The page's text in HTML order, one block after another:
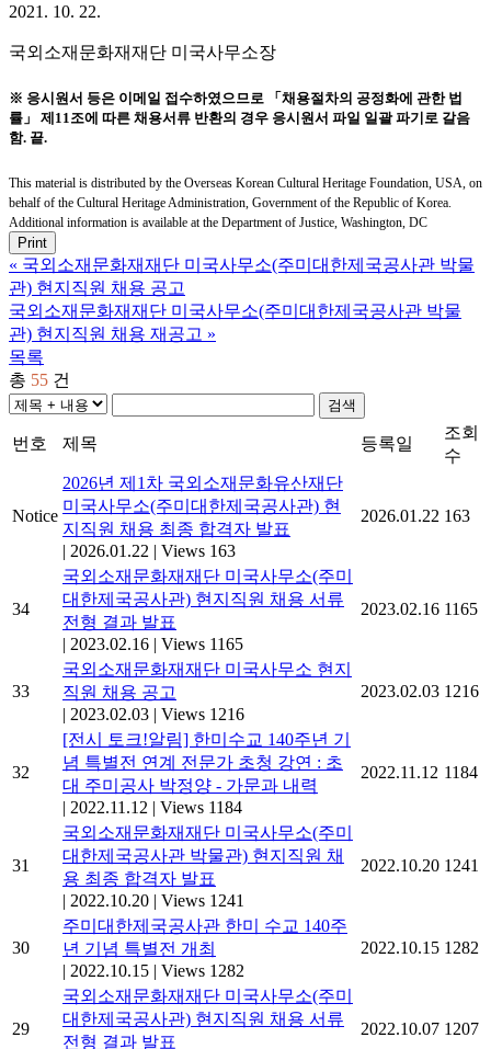
2021. 10. 22.
국외소재문화재재단 미국사무소장
※ 응시원서 등은 이메일 접수하였으므로 「채용절차의 공정화에 관한 법
률」 제11조에 따른 채용서류 반환의 경우 응시원서 파일 일괄 파기로 갈음
함. 끝.
This material is distributed by the Overseas Korean Cultural Heritage Foundation, USA, on
behalf of the Cultural Heritage Administration, Government of the Republic of Korea.
Additional information is available at the Department of Justice, Washington, DC
Print
« 국외소재문화재재단 미국사무소(주미대한제국공사관 박물
관) 현지직원 채용 공고
국외소재문화재재단 미국사무소(주미대한제국공사관 박물
관) 현지직원 채용 재공고 »
목록
총 55 건
검색
번호 제목 등록일
조회
수
Notice
2026년 제1차 국외소재문화유산재단
미국사무소(주미대한제국공사관) 현
지직원 채용 최종 합격자 발표
| 2026.01.22 | Views 163
2026.01.22 163
34
국외소재문화재재단 미국사무소(주미
대한제국공사관) 현지직원 채용 서류
전형 결과 발표
| 2023.02.16 | Views 1165
2023.02.16 1165
33
국외소재문화재재단 미국사무소 현지
직원 채용 공고
| 2023.02.03 | Views 1216
2023.02.03 1216
32
[전시 토크!알림] 한미수교 140주년 기
념 특별전 연계 전문가 초청 강연 : 초
대 주미공사 박정양 - 가문과 내력
| 2022.11.12 | Views 1184
2022.11.12 1184
31
국외소재문화재재단 미국사무소(주미
대한제국공사관 박물관) 현지직원 채
용 최종 합격자 발표
| 2022.10.20 | Views 1241
2022.10.20 1241
30
주미대한제국공사관 한미 수교 140주
년 기념 특별전 개최
| 2022.10.15 | Views 1282
2022.10.15 1282
29
국외소재문화재재단 미국사무소(주미
대한제국공사관) 현지직원 채용 서류
전형 결과 발표
2022.10.07 1207